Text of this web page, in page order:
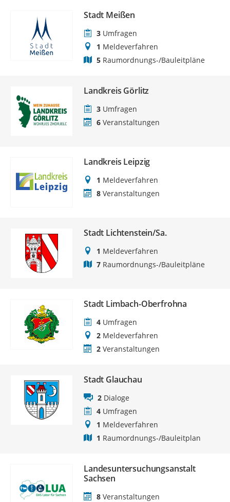
Stadt Meißen
3 Umfragen
1 Meldeverfahren
5 Raumordnungs-/Bauleitpläne
Landkreis Görlitz
3 Umfragen
6 Veranstaltungen
Landkreis Leipzig
1 Meldeverfahren
8 Veranstaltungen
Stadt Lichtenstein/Sa.
1 Meldeverfahren
7 Raumordnungs-/Bauleitpläne
Stadt Limbach-Oberfrohna
4 Umfragen
2 Meldeverfahren
2 Veranstaltungen
Stadt Glauchau
2 Dialoge
4 Umfragen
1 Meldeverfahren
1 Raumordnungs-/Bauleitplan
Landesuntersuchungsanstalt
Sachsen
8 Veranstaltungen